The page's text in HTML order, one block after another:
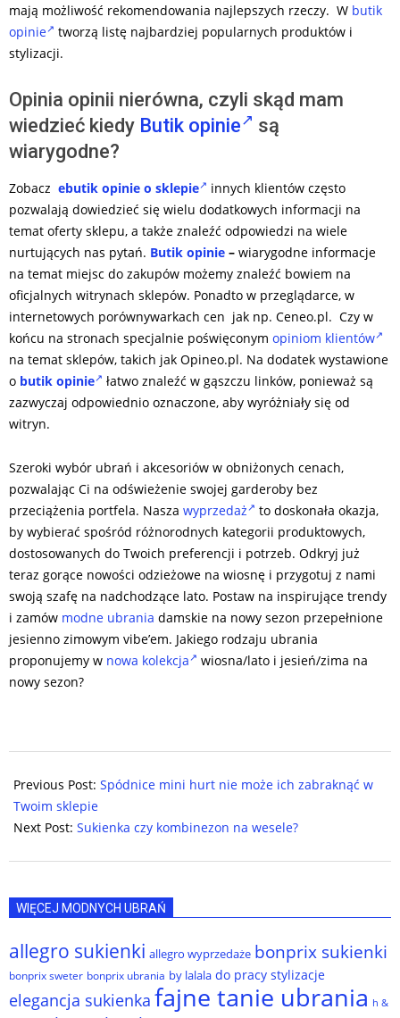
mają możliwość rekomendowania najlepszych rzeczy. W butik
opinie
tworzą listę najbardziej popularnych produktów i
stylizacji.
Opinia opinii nierówna, czyli skąd mam
wiedzieć kiedy Butik opinie
są
wiarygodne?
Zobacz ebutik opinie o sklepie
innych klientów często
pozwalają dowiedzieć się wielu dodatkowych informacji na
temat oferty sklepu, a także znaleźć odpowiedzi na wiele
nurtujących nas pytań. Butik opinie – wiarygodne informacje
na temat miejsc do zakupów możemy znaleźć bowiem na
oficjalnych witrynach sklepów. Ponadto w przeglądarce, w
internetowych porównywarkach cen jak np. Ceneo.pl. Czy w
końcu na stronach specjalnie poświęconym opiniom klientów
na temat sklepów, takich jak Opineo.pl. Na dodatek wystawione
o butik opinie
łatwo znaleźć w gąszczu linków, ponieważ są
zazwyczaj odpowiednio oznaczone, aby wyróżniały się od
witryn.
Szeroki wybór ubrań i akcesoriów w obniżonych cenach,
pozwalając Ci na odświeżenie swojej garderoby bez
przeciążenia portfela. Nasza wyprzedaż
to doskonała okazja,
by wybierać spośród różnorodnych kategorii produktowych,
dostosowanych do Twoich preferencji i potrzeb. Odkryj już
teraz gorące nowości odzieżowe na wiosnę i przygotuj z nami
swoją szafę na nadchodzące lato. Postaw na inspirujące trendy
i zamów modne ubrania damskie na nowy sezon przepełnione
jesienno zimowym vibe’em. Jakiego rodzaju ubrania
proponujemy w nowa kolekcja
wiosna/lato i jesień/zima na
nowy sezon?
05-
14
Previous Post: Spódnice mini hurt nie może ich zabraknąć w
Twoim sklepie
Next Post: Sukienka czy kombinezon na wesele?
WIĘCEJ MODNYCH UBRAŃ
allegro sukienki allegro wyprzedaże bonprix sukienki
bonprix sweter bonprix ubrania by lalala do pracy stylizacje
elegancja sukienka fajne tanie ubrania h &